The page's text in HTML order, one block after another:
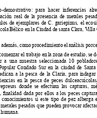
demostrativo: para hacer inferencias
real de la presencia de metales
de ejemplares de C. gariepinus, el
Bélico en la Ciudad de santa Clara, Villa
como procedimiento el análisis
el trabajo en la zona de estudio, se
a una muestra seleccionada 10
Condado Sur en la ciudad de
a la pesca de la Claria, para
en la pesca de peces
donde se efectúan las capturas,
nalidad dada por ellos a los peces
conocimientos si este tipo de pez alberga
pesados que pueden provocar